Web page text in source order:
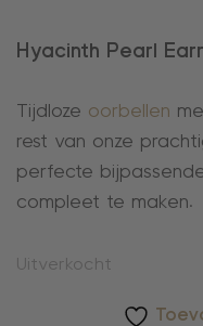
Hyacinth Pearl
Tijdloze oorbellen
rest van onze
perfecte
compleet te maken.
Uitverkocht